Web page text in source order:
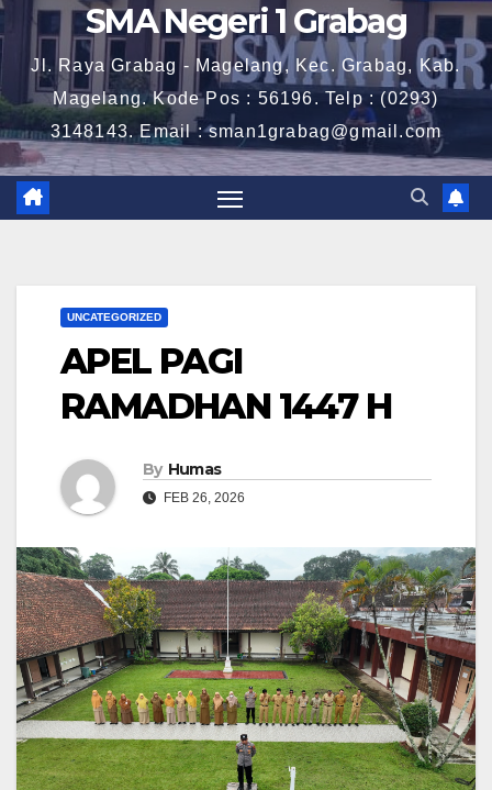
SMA Negeri 1 Grabag
Jl. Raya Grabag - Magelang, Kec. Grabag, Kab.
Magelang. Kode Pos : 56196. Telp : (0293)
3148143. Email : sman1grabag@gmail.com
UNCATEGORIZED
APEL PAGI
RAMADHAN 1447 H
By Humas
FEB 26, 2026